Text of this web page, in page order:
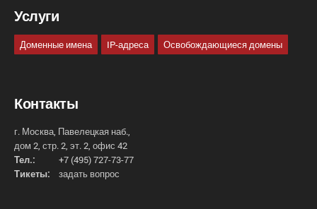
Услуги
Доменные имена IP-адреса Освобождающиеся домены
Контакты
г. Москва, Павелецкая наб.,
дом 2, стр. 2, эт. 2, офис 42
Тел.:
+7 (495) 727-73-77
Тикеты:
задать вопрос